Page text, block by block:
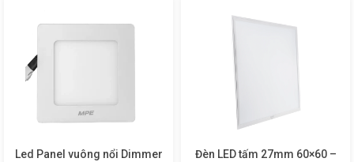
Led Panel vuông nổi Dimmer
Đèn LED tấm 27mm 60×60 –